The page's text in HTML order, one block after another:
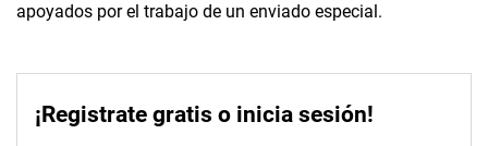
apoyados por el trabajo de un enviado especial.
¡Registrate gratis o inicia sesión!